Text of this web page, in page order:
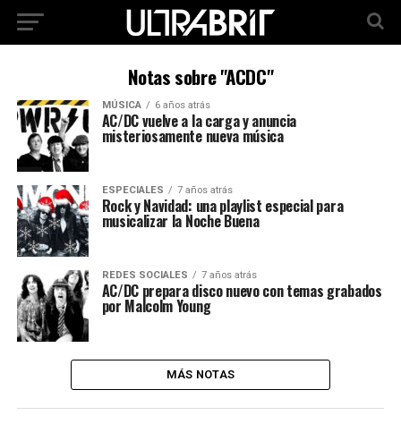
Notas sobre "ACDC"
MÚSICA 6 años atrás
AC/DC vuelve a la carga y anuncia
misteriosamente nueva música
ESPECIALES 7 años atrás
Rock y Navidad: una playlist especial para
musicalizar la Noche Buena
REDES SOCIALES 7 años atrás
AC/DC prepara disco nuevo con temas grabados
por Malcolm Young
MÁS NOTAS